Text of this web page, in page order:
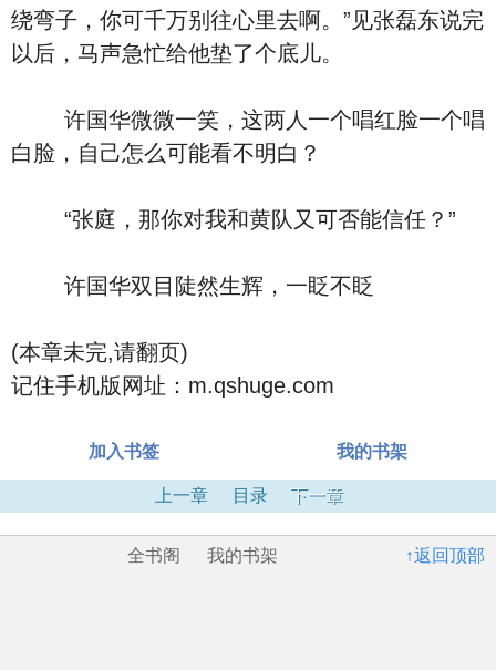
绕弯子，你可千万别往心里去啊。”见张磊东说完
以后，马声急忙给他垫了个底儿。
许国华微微一笑，这两人一个唱红脸一个唱
白脸，自己怎么可能看不明白？
“张庭，那你对我和黄队又可否能信任？”
许国华双目陡然生辉，一眨不眨
(本章未完,请翻页)
记住手机版网址：m.qshuge.com
加入书签 我的书架
上一章 目录 下一章
↑返回顶部
全书阁 我的书架